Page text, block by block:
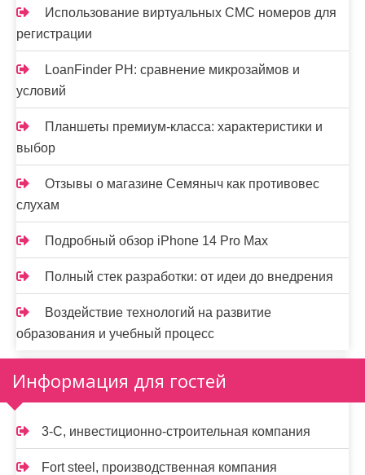
Использование виртуальных СМС номеров для
регистрации
LoanFinder PH: сравнение микрозаймов и
условий
Планшеты премиум-класса: характеристики и
выбор
Отзывы о магазине Семяныч как противовес
слухам
Подробный обзор iPhone 14 Pro Max
Полный стек разработки: от идеи до внедрения
Воздействие технологий на развитие
образования и учебный процесс
Информация для гостей
3-С, инвестиционно-строительная компания
Fort steel, производственная компания